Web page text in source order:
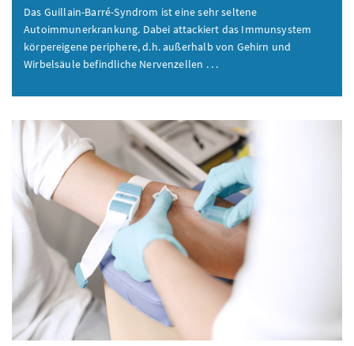
Das Guillain-Barré-Syndrom ist eine sehr seltene
Autoimmunerkrankung. Dabei attackiert das Immunsystem
körpereigene periphere, d.h. außerhalb von Gehirn und
Wirbelsäule befindliche Nervenzellen . . .